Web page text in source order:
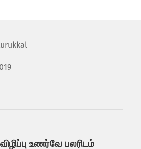
உணர்வே பலரிடம்